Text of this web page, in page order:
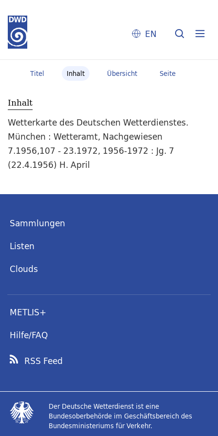
EN
Titel Inhalt Übersicht Seite
Inhalt
Wetterkarte des Deutschen Wetterdienstes.
München : Wetteramt, Nachgewiesen
7.1956,107 - 23.1972, 1956-1972 : Jg. 7
(22.4.1956) H. April
Sammlungen
Listen
Clouds
METLIS+
Hilfe/FAQ
RSS Feed
Der Deutsche Wetterdienst ist eine
Bundesoberbehörde im Geschäftsbereich des
Bundesministeriums für Verkehr.